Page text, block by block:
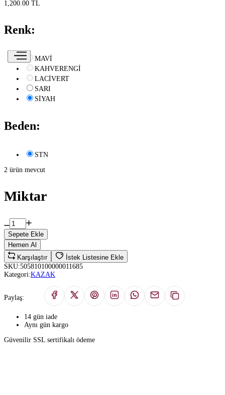
1,200.00 TL
Renk:
MAVİ
KAHVERENGİ
LACİVERT
SARI
SİYAH
Beden:
STN
2 ürün mevcut
Miktar
Sepete Ekle
Hemen Al
Karşılaştır
İstek Listesine Ekle
SKU:505810100000011685
Kategori:KAZAK
Paylaş:
14 gün iade
Aynı gün kargo
Güvenilir SSL sertifikalı ödeme